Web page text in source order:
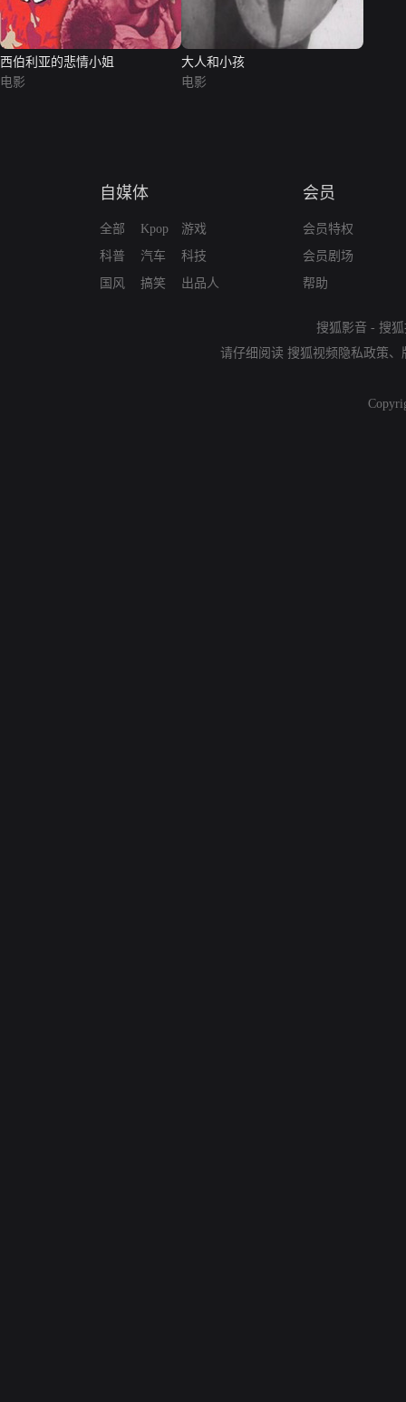
西伯利亚的悲情小姐
电影
大人和小孩
电影
自媒体
全部
科普
国风
Kpop
汽车
搞笑
游戏
科技
出品人
会员
会员特权
会员剧场
帮助
搜狐影音 - 搜
请仔细阅读 搜狐视频隐私政策、